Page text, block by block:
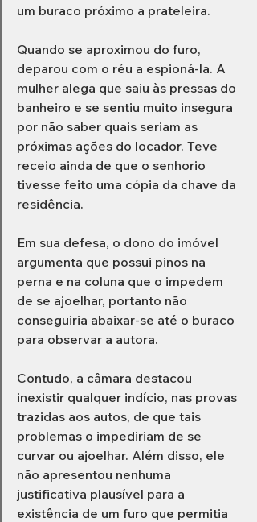
um buraco próximo a prateleira.
Quando se aproximou do furo,
deparou com o réu a espioná-la. A
mulher alega que saiu às pressas do
banheiro e se sentiu muito insegura
por não saber quais seriam as
próximas ações do locador. Teve
receio ainda de que o senhorio
tivesse feito uma cópia da chave da
residência.
Em sua defesa, o dono do imóvel
argumenta que possui pinos na
perna e na coluna que o impedem
de se ajoelhar, portanto não
conseguiria abaixar-se até o buraco
para observar a autora.
Contudo, a câmara destacou
inexistir qualquer indício, nas provas
trazidas aos autos, de que tais
problemas o impediriam de se
curvar ou ajoelhar. Além disso, ele
não apresentou nenhuma
justificativa plausível para a
existência de um furo que permitia